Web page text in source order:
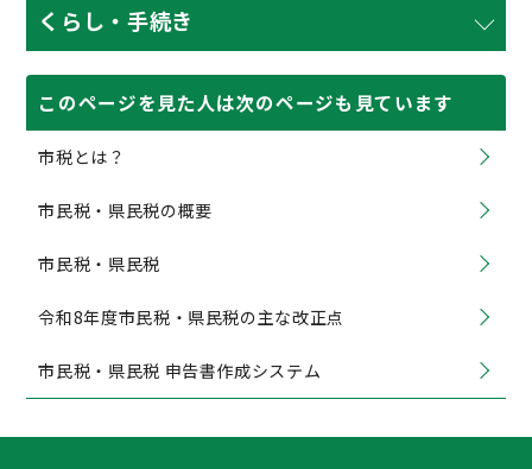
くらし・手続き
このページを見た人は次のページも見ています
市税とは？
市民税・県民税の概要
市民税・県民税
令和8年度市民税・県民税の主な改正点
市民税・県民税 申告書作成システム